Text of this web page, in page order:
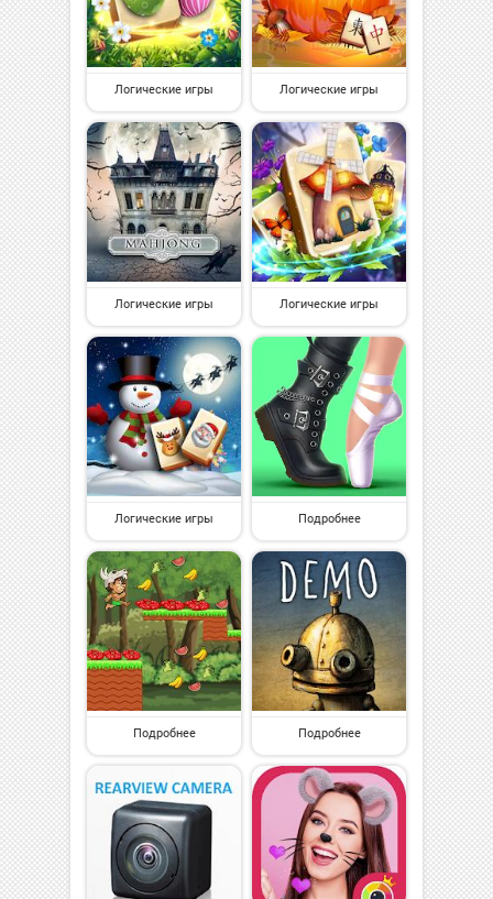
Логические игры Логические игры
Логические игры Логические игры
Логические игры Подробнее
Подробнее Подробнее